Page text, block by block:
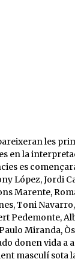
les
en la
es
López, Jordi
Marente,
Toni
Pedemonte,
Miranda,
donen vida a
masculí sota